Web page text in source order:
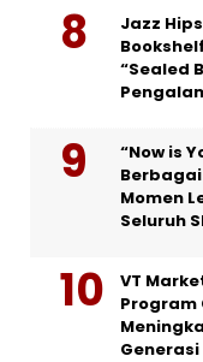
Jazz
“Sealed
“Now is
Momen
Seluruh
VT
Program
Generasi